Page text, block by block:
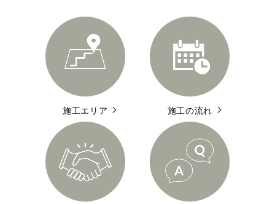
施工エリア 施工の流れ